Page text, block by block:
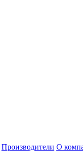
Производители О